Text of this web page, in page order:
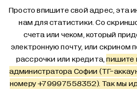
Просто впишите свой адрес, эта
нам для статистики. Со
счета или чеком, который
электронную почту, или скрином
рассрочки или кредита,пишите
администратора Софии (ТГ-
номеру +79997558352). Так мы